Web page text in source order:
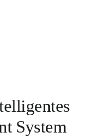
System